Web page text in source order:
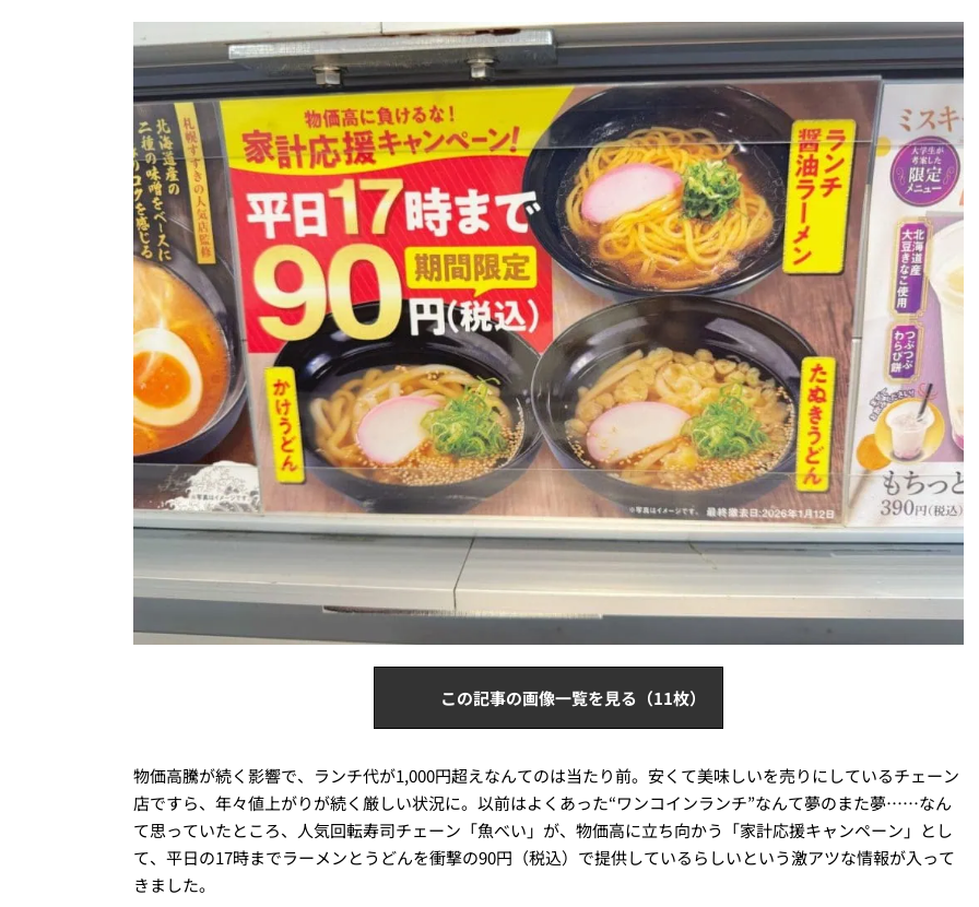
この記事の画像一覧を見る（11枚）
物価高騰が続く影響で、ランチ代が1,000円超えなんてのは当たり前。安くて美味しいを売りにしているチェーン
店ですら、年々値上がりが続く厳しい状況に。以前はよくあった“ワンコインランチ”なんて夢のまた夢……なん
て思っていたところ、人気回転寿司チェーン「魚べい」が、物価高に立ち向かう「家計応援キャンペーン」とし
て、平日の17時までラーメンとうどんを衝撃の90円（税込）で提供しているらしいという激アツな情報が入って
きました。